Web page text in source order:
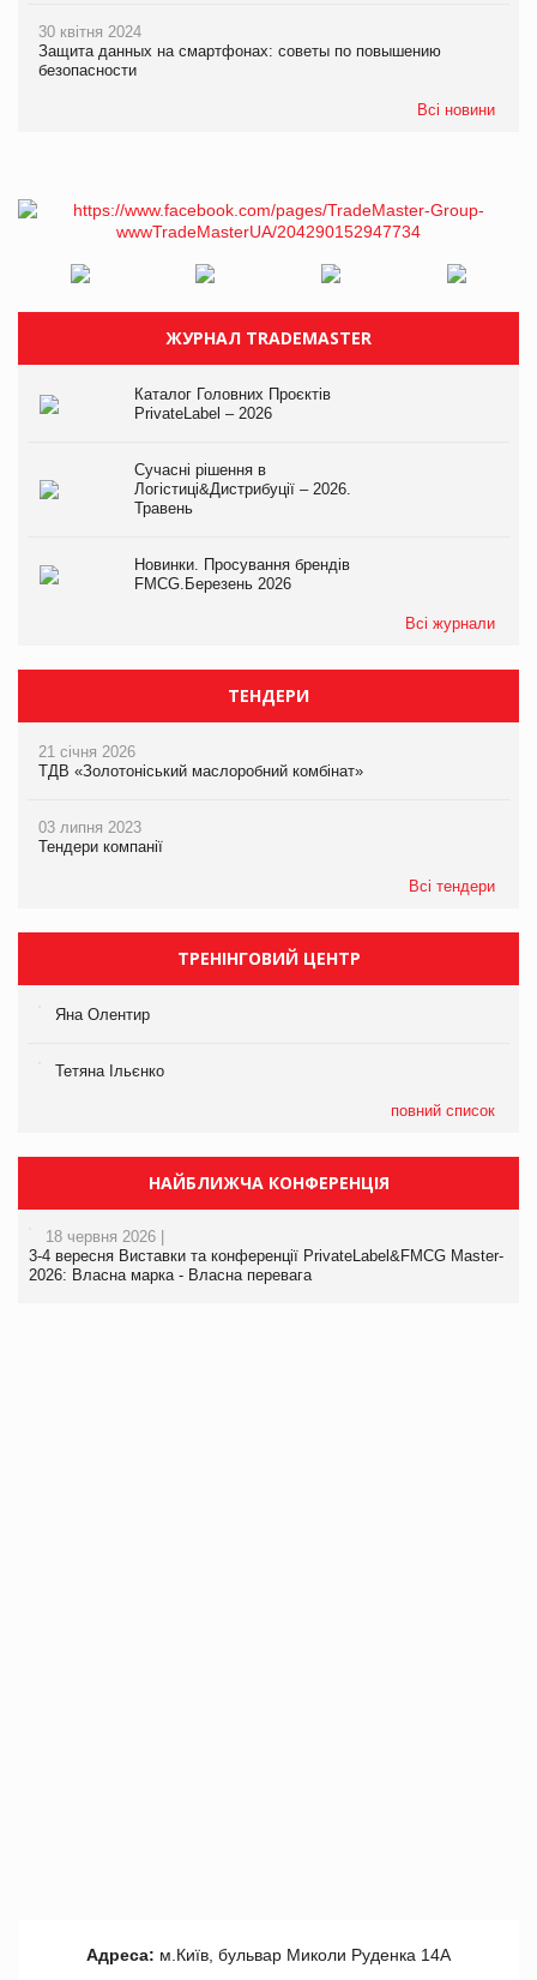
30 квітня 2024
Защита данных на смартфонах: советы по повышению
безопасности
Всі новини
ЖУРНАЛ TRADEMASTER
Каталог Головних Проєктів
PrivateLabel – 2026
Сучасні рішення в
Логістиці&Дистрибуції – 2026.
Травень
Новинки. Просування брендів
FMCG.Березень 2026
Всі журнали
ТЕНДЕРИ
21 січня 2026
ТДВ «Золотоніський маслоробний комбінат»
03 липня 2023
Тендери компанії
Всі тендери
ТРЕНІНГОВИЙ ЦЕНТР
Яна Олентир
Тетяна Ільєнко
повний список
НАЙБЛИЖЧА КОНФЕРЕНЦІЯ
18 червня 2026 |
3-4 вересня Виставки та конференції PrivateLabel&FMCG Master-
2026: Власна марка - Власна перевага
Адреса: м.Київ, бульвар Миколи Руденка 14А